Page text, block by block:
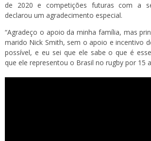
de 2020 e competições futuras com a
declarou um agradecimento especial.
“Agradeço o apoio da minha família, mas
marido Nick Smith, sem o apoio e incentivo
possível, e eu sei que ele sabe o que é
que ele representou o Brasil no rugby por 15